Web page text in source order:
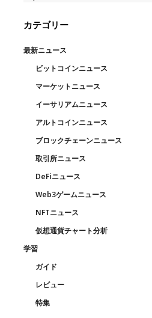
カテゴリー
最新ニュース
ビットコインニュース
マーケットニュース
イーサリアムニュース
アルトコインニュース
ブロックチェーンニュース
取引所ニュース
DeFiニュース
Web3ゲームニュース
NFTニュース
仮想通貨チャート分析
学習
ガイド
レビュー
特集